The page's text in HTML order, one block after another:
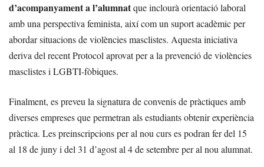
d’acompanyament a l’alumnatque inclourà orientació laboral
amb una perspectiva feminista, així com un suport acadèmic per
abordar situacions de violències masclistes. Aquesta iniciativa
deriva del recent Protocol aprovat per a la prevenció de violències
masclistes i LGBTI-fòbiques.
Finalment, es preveu la signatura de convenis de pràctiques amb
diverses empreses que permetran als estudiants obtenir experiència
pràctica. Les preinscripcions per al nou curs es podran fer del 15
al 18 de juny i del 31 d’agost al 4 de setembre per al nou alumnat.